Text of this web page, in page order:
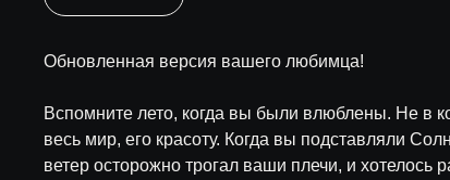
Обновленная версия вашего любимца!
Вспомните лето, когда вы были влюблены. Не в
весь мир, его красоту. Когда вы подставляли
ветер осторожно трогал ваши плечи, и хотелось